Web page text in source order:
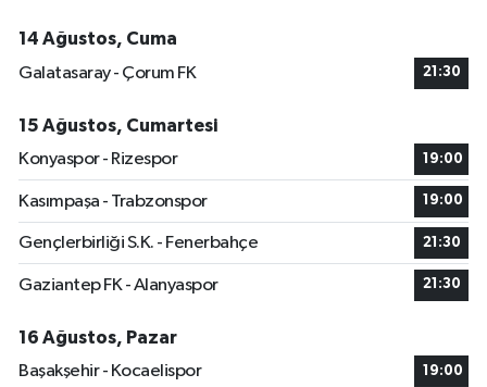
14 Ağustos, Cuma
Galatasaray - Çorum FK
21:30
15 Ağustos, Cumartesi
Konyaspor - Rizespor
19:00
Kasımpaşa - Trabzonspor 19:00
Gençlerbirliği S.K. - Fenerbahçe 21:30
Gaziantep FK - Alanyaspor 21:30
16 Ağustos, Pazar
Başakşehir - Kocaelispor
19:00